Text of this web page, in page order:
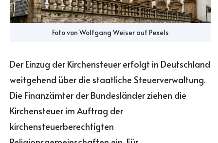
Foto von Wolfgang Weiserauf Pexels
Der Einzug der Kirchensteuer erfolgt in Deutschland
weitgehend über die staatliche Steuerverwaltung.
Die Finanzämter der Bundesländer ziehen die
Kirchensteuer im Auftrag der
kirchensteuerberechtigten